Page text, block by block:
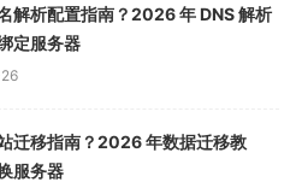
解析配置指南？2026 年 DNS 解析
定服务器
迁移指南？2026 年数据迁移教
服务器